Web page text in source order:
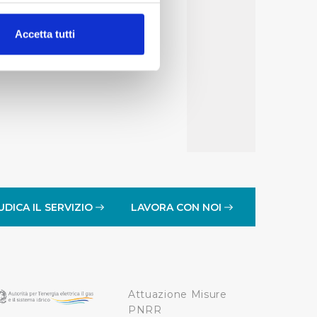
(impronte
che l’Utente ha fornito
i singoli cookie
Accetta tutti
IL SERVIZIO LAVORA CON NOI
Attuazione Misure
PNRR